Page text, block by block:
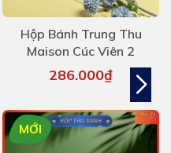
Hộp Bánh Trung Thu
Maison Cúc Viên 2
286.000₫
MỚI